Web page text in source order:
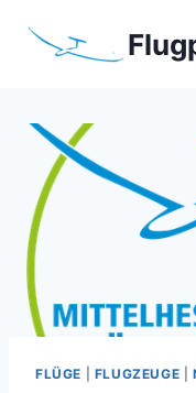
Inhalt
FLÜGE FLUGZEUGE